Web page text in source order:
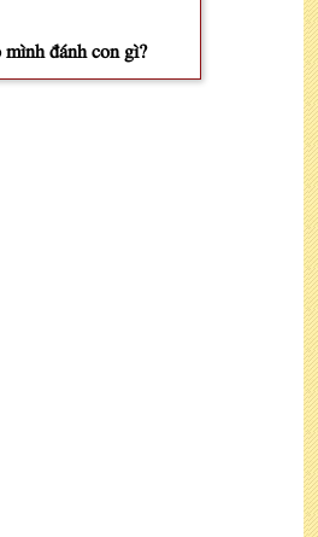
đánh con gì?